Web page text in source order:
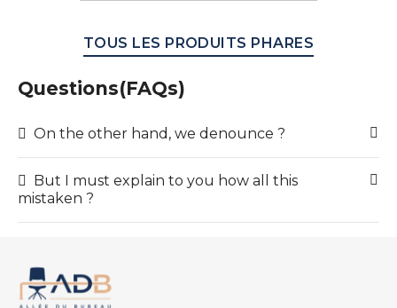
TOUS LES PRODUITS PHARES
Questions(FAQs)
On the other hand, we denounce ?
But I must explain to you how all this
mistaken ?